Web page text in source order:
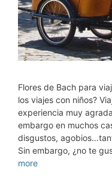
Flores de Bach para
los viajes con niños?
experiencia muy
embargo en muchos
disgustos,
Sin embargo, ¿no te
more